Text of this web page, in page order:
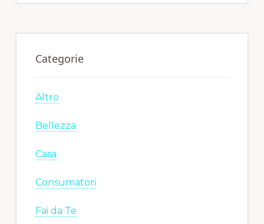
Categorie
Altro
Bellezza
Casa
Consumatori
Fai da Te